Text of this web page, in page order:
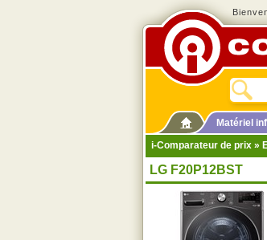
Matériel
i-Comparateur de prix »
LG F20P12BST